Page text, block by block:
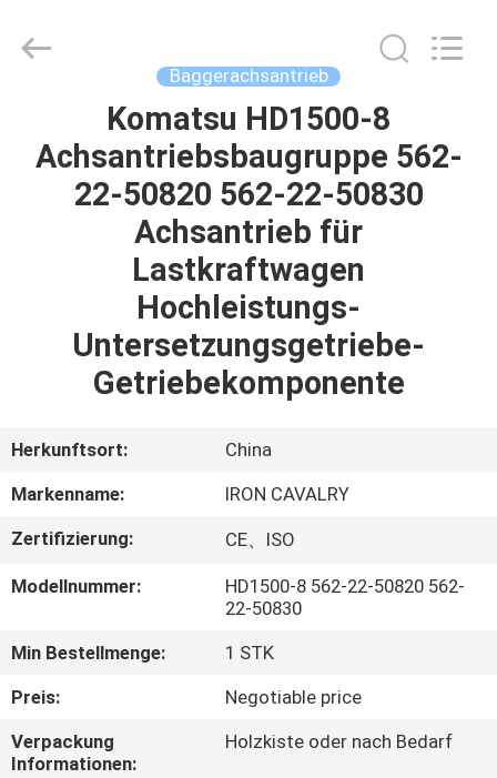
STARTSEITE
PRODUKTE
SHOW
ÜBER
UNS
FABRIK
TOUR
QUALITÄTSKONTROLLE
KONTAKT
Machinery
Baggerachsantrieb
Komatsu HD1500-8
Achsantriebsbaugruppe 562-
22-50820 562-22-50830
Achsantrieb für
Lastkraftwagen
Hochleistungs-
Untersetzungsgetriebe-
Getriebekomponente
Herkunftsort:
China
Markenname:
IRON CAVALRY
Zertifizierung:
CE、ISO
Modellnummer:
HD1500-8 562-22-50820 562-
22-50830
Min Bestellmenge:
1 STK
Preis:
Negotiable price
Verpackung
Informationen:
Holzkiste oder nach Bedarf